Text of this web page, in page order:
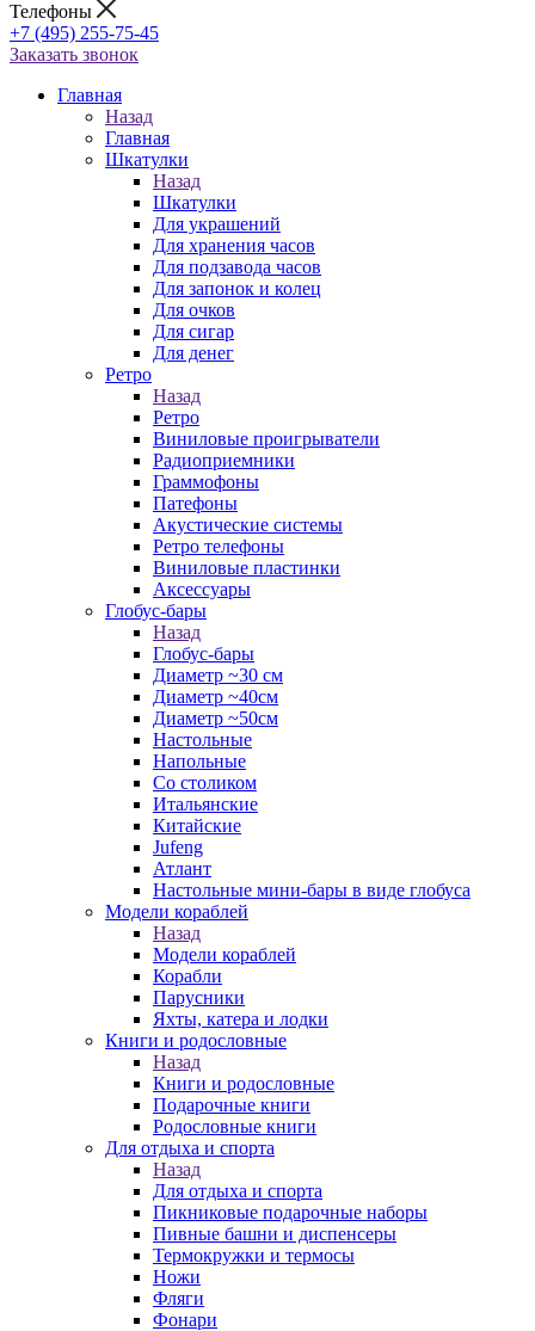
Телефоны
+7 (495) 255-75-45
Заказать звонок
Главная
Назад
Главная
Шкатулки
Назад
Шкатулки
Для украшений
Для хранения часов
Для подзавода часов
Для запонок и колец
Для очков
Для сигар
Для денег
Ретро
Назад
Ретро
Виниловые проигрыватели
Радиоприемники
Граммофоны
Патефоны
Акустические системы
Ретро телефоны
Виниловые пластинки
Аксессуары
Глобус-бары
Назад
Глобус-бары
Диаметр ~30 см
Диаметр ~40см
Диаметр ~50см
Настольные
Напольные
Со столиком
Итальянские
Китайские
Jufeng
Атлант
Настольные мини-бары в виде глобуса
Модели кораблей
Назад
Модели кораблей
Корабли
Парусники
Яхты, катера и лодки
Книги и родословные
Назад
Книги и родословные
Подарочные книги
Родословные книги
Для отдыха и спорта
Назад
Для отдыха и спорта
Пикниковые подарочные наборы
Пивные башни и диспенсеры
Термокружки и термосы
Ножи
Фляги
Фонари